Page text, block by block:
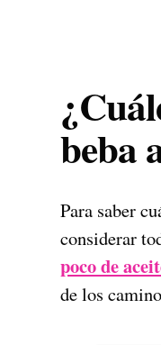
beba
Para saber
considerar
poco de
de los